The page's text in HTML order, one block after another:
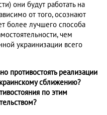
они будут работать на
от того, осознают
более лучшего способа
чем
украинизации всего
противостоять реализации
сближению?
по этим